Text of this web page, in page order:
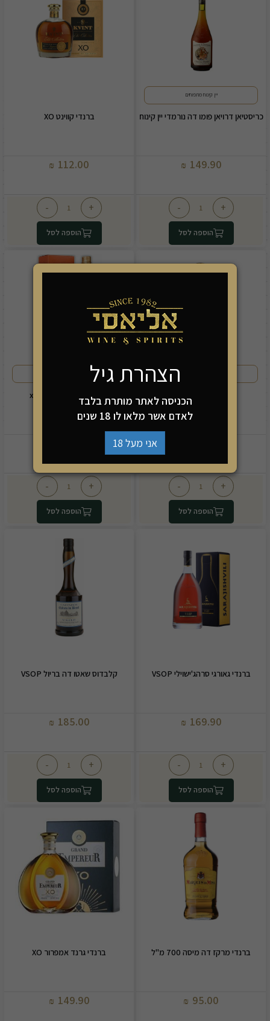
יין קינוח מתפוחים
כריסטיאן דרויאן פומו דה נורמדי יין קינוח
149.90
₪
+
-
הוספה לסל
ברנדי קווינט XO
112.00
₪
+
-
הוספה לסל
+
-
הוספה לסל
ארומות מורכבות וסיומת מתובלנת
קלבדוס בולארד xo 700
+
-
הוספה לסל
ברנדי גאורגי סרהג'ישוילי VSOP
169.90
₪
+
-
הוספה לסל
קלבדוס שאטו דה בריול VSOP
185.00
₪
+
-
הוספה לסל
ברנדי מרקז דה מיסה 700 מ"ל
95.00
₪
ברנדי גרנד אמפרור XO
149.90
₪
הצהרת גיל
הכניסה לאתר מותרת בלבד
לאדם אשר מלאו לו 18 שנים
אני מעל 18